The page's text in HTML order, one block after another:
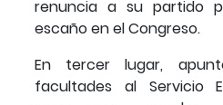
renuncia a su partido
escaño en el Congreso.
En tercer lugar,
facultades al Servicio